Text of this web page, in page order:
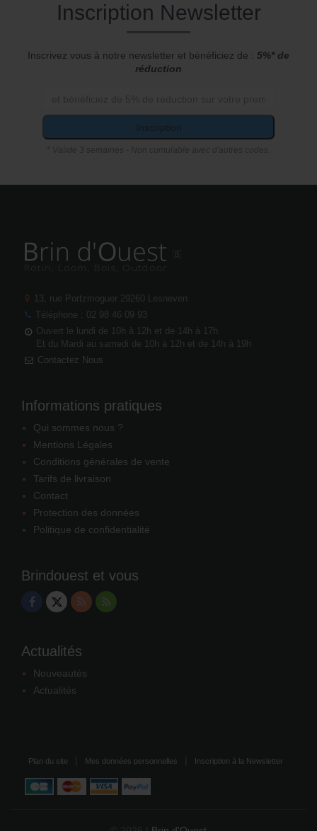
Inscription Newsletter
Inscrivez vous à notre newsletter et bénéficiez de : 5%* de
réduction
Inscription
13, rue Portzmoguer 29260 Lesneven
Téléphone : 02 98 46 09 93
Ouvert le lundi de 10h à 12h et de 14h à 17h
Et du Mardi au samedi de 10h à 12h et de 14h à 19h
Contactez Nous
Informations pratiques
Qui sommes nous ?
Mentions Légales
Conditions générales de vente
Tarifs de livraison
Contact
Protection des données
Politique de confidentialité
Brindouest et vous
Actualités
Nouveautés
Actualités
Plan du site Mes données personnelles Inscription à la Newsletter